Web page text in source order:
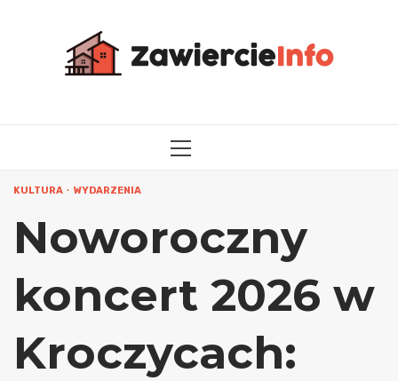
MENU
KULTURA WYDARZENIA
Noworoczny
koncert 2026 w
Kroczycach: